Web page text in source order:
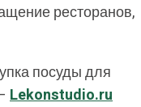
ресторанов,
посуды для
Lekonstudio.ru